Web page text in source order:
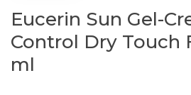
Eucerin Sun Gel-
Control Dry Touch
ml